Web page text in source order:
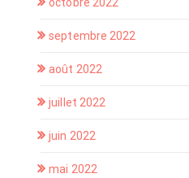
octobre 2022
septembre 2022
août 2022
juillet 2022
juin 2022
mai 2022